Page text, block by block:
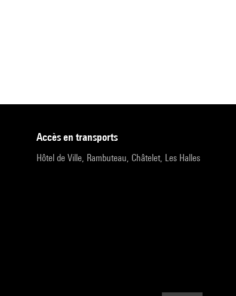
accès en transports
Hôtel de Ville, Rambuteau, Châtelet, Les Halles